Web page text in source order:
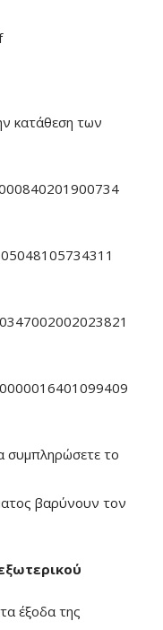
κατάθεση των
συμπληρώσετε το
βαρύνουν τον
έξοδα της